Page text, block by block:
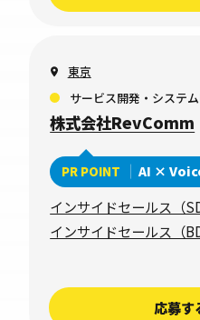
東京
サービス開発・システ
株式会社RevComm
PR POINT AI ×
インサイドセールス（
インサイドセールス（
応募す